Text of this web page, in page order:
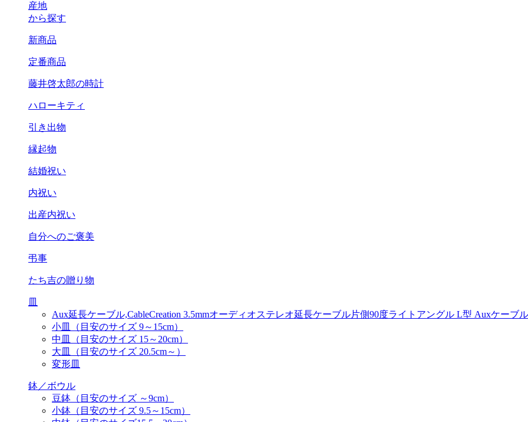
産地
から探す
新商品
定番商品
藤井啓太郎の時計
ハローキティ
引き出物
縁起物
結婚祝い
内祝い
出産内祝い
自分へのご褒美
弔事
たち吉の贈り物
皿
Aux延長ケーブル,CableCreation 3.5mmオーディオステレオ延長ケーブル片側90度ライトアングル L型 Auxケーブ
小皿（目安のサイズ 9～15cm）
中皿（目安のサイズ 15～20cm）
大皿（目安のサイズ 20.5cm～）
変形皿
鉢／ボウル
豆鉢（目安のサイズ ～9cm）
小鉢（目安のサイズ 9.5～15cm）